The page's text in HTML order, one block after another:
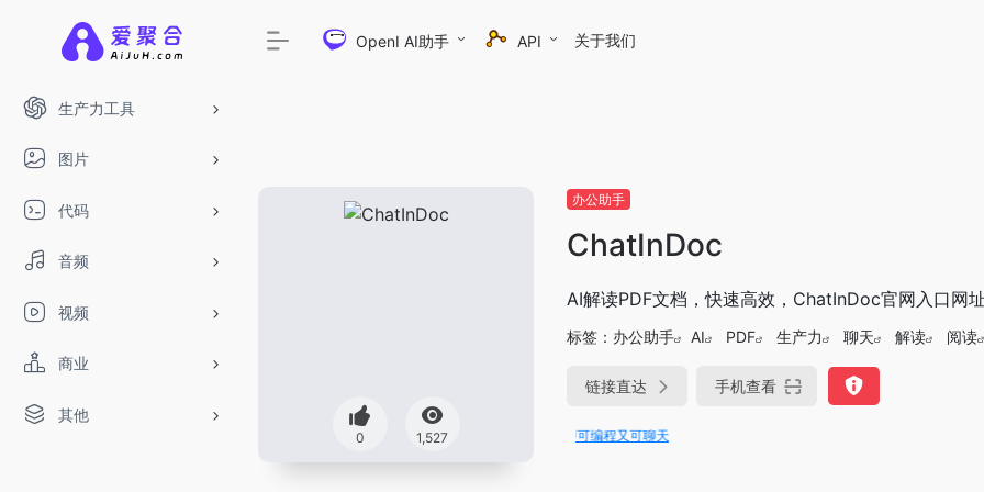
生产力工具
图片
代码
音频
视频
商业
其他
OpenI AI助手 API 关于我们
0 1,527
办公助手
ChatInDoc
AI解读PDF文档，快速高效，ChatInDoc官网入口网
标签： 办公助手 AI PDF 生产力 聊天 解读 阅读
链接直达 手机查看
DeepSeek-R1、V3满血版免费用！- 字节Trae即可编程又可聊天